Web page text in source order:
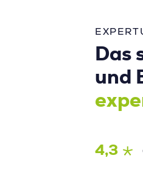
Das
und
4,3